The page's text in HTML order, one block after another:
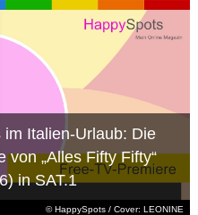
© HappySpots / Cover: LEONINE
Italien-Urlaub: Die
von „Alles Fifty Fifty“
in SAT.1